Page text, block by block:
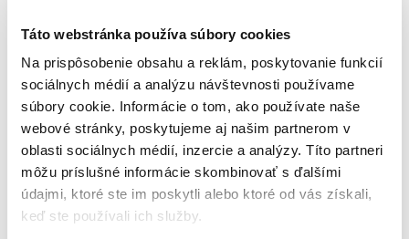
Táto webstránka používa súbory cookies
Na prispôsobenie obsahu a reklám, poskytovanie funkcií
sociálnych médií a analýzu návštevnosti používame
súbory cookie. Informácie o tom, ako používate naše
webové stránky, poskytujeme aj našim partnerom v
oblasti sociálnych médií, inzercie a analýzy. Títo partneri
môžu príslušné informácie skombinovať s ďalšími
údajmi, ktoré ste im poskytli alebo ktoré od vás získali,
keď ste používali ich služby.
Palo Kadlečík, Martin Šenc
Niečo naviac
Alina Gorlova
Bez viditeľných príznakov